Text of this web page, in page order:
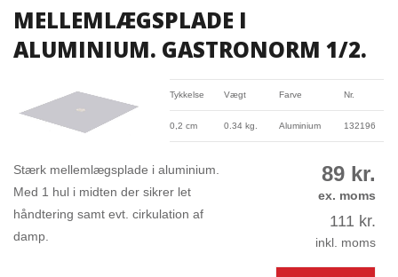
MELLEMLÆGSPLADE I
ALUMINIUM. GASTRONORM 1/2.
Tykkelse Vægt Farve Nr.
0,2 cm 0.34 kg. Aluminium 132196
Stærk mellemlægsplade i aluminium.
Med 1 hul i midten der sikrer let
håndtering samt evt. cirkulation af
damp.
89 kr.
ex. moms
111 kr.
inkl. moms